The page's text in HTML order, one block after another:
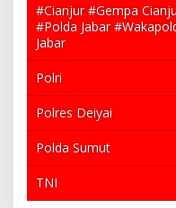
#Cianjur #Gempa
#Polda Jabar
Jabar
Polri
Polres Deiyai
Polda Sumut
TNI